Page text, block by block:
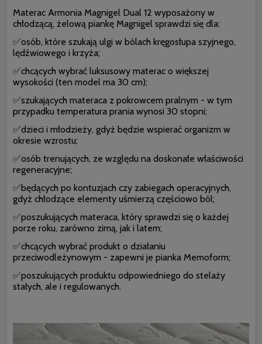
Materac Armonia Magnigel Dual 12 wyposażony w
chłodzącą, żelową piankę Magnigel sprawdzi się dla:
✅osób, które szukają ulgi w bólach kręgosłupa szyjnego,
lędźwiowego i krzyża;
✅chcących wybrać luksusowy materac o większej
wysokości (ten model ma 30 cm);
✅szukających materaca z pokrowcem pralnym - w tym
przypadku temperatura prania wynosi 30 stopni;
✅dzieci i młodzieży, gdyż będzie wspierać organizm w
okresie wzrostu;
✅osób trenujących, ze względu na doskonałe właściwości
regeneracyjne;
✅będących po kontuzjach czy zabiegach operacyjnych,
gdyż chłodzące elementy uśmierzą częściowo ból;
✅poszukujących materaca, który sprawdzi się o każdej
porze roku, zarówno zimą, jak i latem;
✅chcących wybrać produkt o działaniu
przeciwodleżynowym - zapewni je pianka Memoform;
✅poszukujących produktu odpowiedniego do stelaży
stałych, ale i regulowanych.